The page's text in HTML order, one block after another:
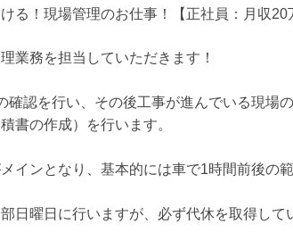
る！現場管理のお仕事！【正社員：月収20
業務を担当していただきます！
確認を行い、その後工事が進んでいる現場
書の作成）を行います。
インとなり、基本的には車で1時間前後の
日曜日に行いますが、必ず代休を取得して